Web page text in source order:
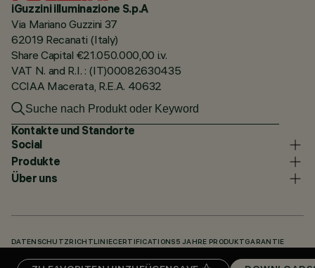
iGuzzini illuminazione S.p.A
Via Mariano Guzzini 37
62019 Recanati (Italy)
Share Capital €21.050.000,00 i.v.
VAT N. and R.I. : (IT)00082630435
CCIAA Macerata, R.E.A. 40632
Kontakte und Standorte
Social
Produkte
Über uns
DATENSCHUTZRICHTLINIECERTIFICATIONS 5 JAHRE PRODUKTGARANTIE